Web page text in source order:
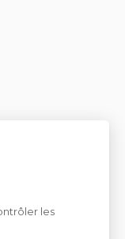
les